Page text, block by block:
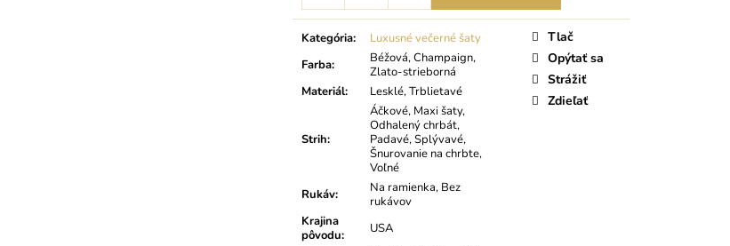
Kategória:
Luxusné večerné šaty
Farba:
Béžová, Champaign,
Zlato-strieborná
Materiál: Lesklé, Trblietavé
Strih:
Áčkové, Maxi šaty,
Odhalený chrbát,
Padavé, Splývavé,
Šnurovanie na chrbte,
Voľné
Rukáv:
Na ramienka, Bez
rukávov
Krajina
pôvodu: USA
Tlač
Opýtať sa
Strážiť
Zdieľať